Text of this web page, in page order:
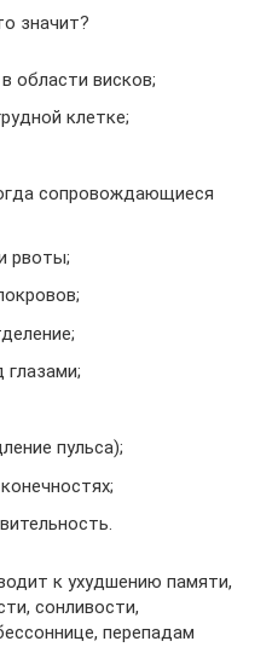
значит?
области висков;
клетке;
сопровождающиеся
рвоты;
пульса);
к ухудшению памяти,
сонливости,
перепадам